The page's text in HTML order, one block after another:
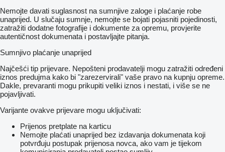
Nemojte davati suglasnost na sumnjive zaloge i plaćanje robe
unaprijed. U slučaju sumnje, nemojte se bojati pojasniti pojedinosti,
zatražiti dodatne fotografije i dokumente za opremu, provjerite
autentičnost dokumenata i postavljajte pitanja.
Sumnjivo plaćanje unaprijed
Najčešći tip prijevare. Nepošteni prodavatelji mogu zatražiti određeni
iznos predujma kako bi "zarezervirali" vaše pravo na kupnju opreme.
Dakle, prevaranti mogu prikupiti veliki iznos i nestati, i više se ne
pojavljivati.
Varijante ovakve prijevare mogu uključivati:
Prijenos pretplate na karticu
Nemojte plaćati unaprijed bez izdavanja dokumenata koji
potvrđuju postupak prijenosa novca, ako vam je tijekom